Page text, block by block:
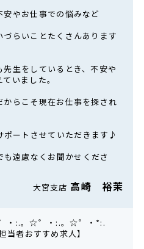
安やお仕事での悩みなど
づらいことたくさんあります
先生をしているとき、不安や
いました。
からこそ現在お仕事を探され
ポートさせていただきます♪
遠慮なくお聞かせくださ
大宮支店 高崎 裕茉
・:.。☆゜・:.。☆゜・*:.
当者おすすめ求人】